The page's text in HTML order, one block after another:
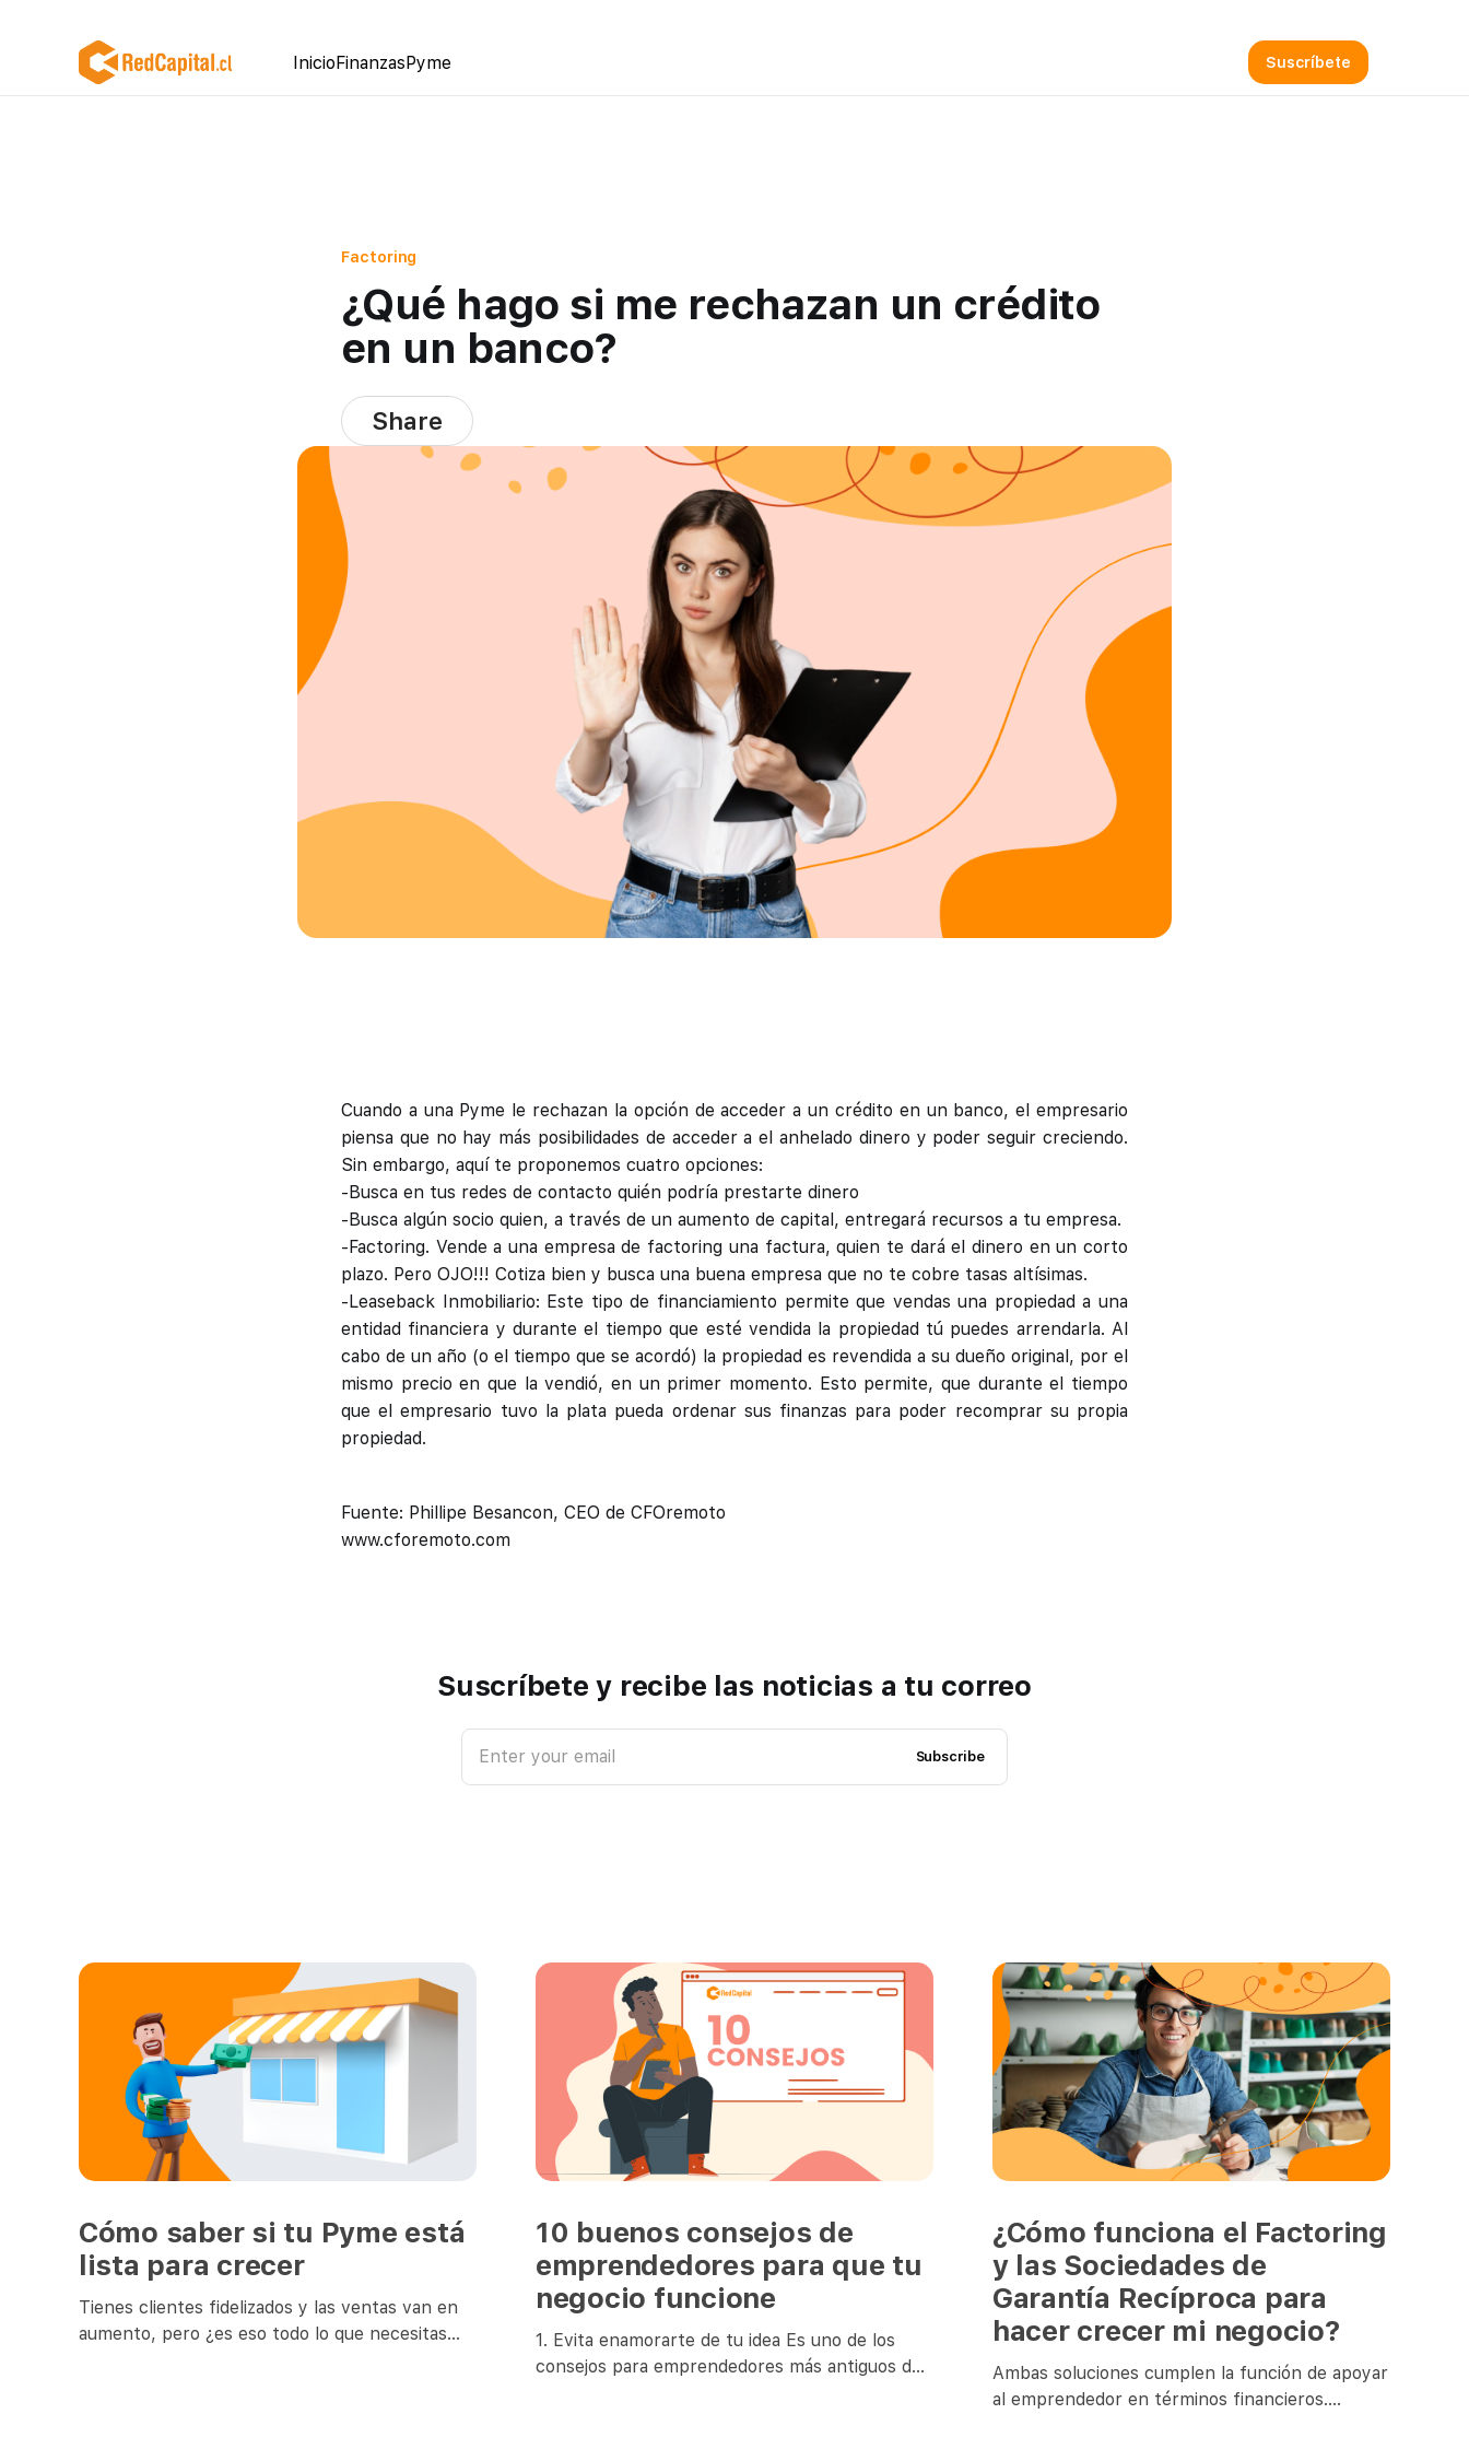
InicioFinanzasPyme
Factoring
¿Qué hago si me rechazan un crédito
en un banco?
Share
Cuando a una Pyme le rechazan la opción de acceder a un crédito en un banco, el empresario
piensa que no hay más posibilidades de acceder a el anhelado dinero y poder seguir creciendo.
Sin embargo, aquí te proponemos cuatro opciones:
-Busca en tus redes de contacto quién podría prestarte dinero
-Busca algún socio quien, a través de un aumento de capital, entregará recursos a tu empresa.
-Factoring. Vende a una empresa de factoring una factura, quien te dará el dinero en un corto
plazo. Pero OJO!!! Cotiza bien y busca una buena empresa que no te cobre tasas altísimas.
-Leaseback Inmobiliario: Este tipo de financiamiento permite que vendas una propiedad a una
entidad financiera y durante el tiempo que esté vendida la propiedad tú puedes arrendarla. Al
cabo de un año (o el tiempo que se acordó) la propiedad es revendida a su dueño original, por el
mismo precio en que la vendió, en un primer momento. Esto permite, que durante el tiempo
que el empresario tuvo la plata pueda ordenar sus finanzas para poder recomprar su propia
propiedad.
Fuente: Phillipe Besancon, CEO de CFOremoto
www.cforemoto.com
Suscríbete y recibe las noticias a tu correo
Enter your email Subscribe
Cómo saber si tu Pyme está
lista para crecer
Tienes clientes fidelizados y las ventas van en
aumento, pero ¿es eso todo lo que necesitas
10 buenos consejos de
emprendedores para que tu
negocio funcione
1. Evita enamorarte de tu idea Es uno de los
consejos para emprendedores más antiguos del
¿Cómo funciona el Factoring
y las Sociedades de
Garantía Recíproca para
hacer crecer mi negocio?
Ambas soluciones cumplen la función de apoyar
al emprendedor en términos financieros.